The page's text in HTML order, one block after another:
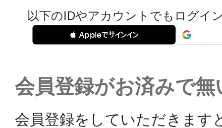
以下のIDやアカウントでもログイ
 Appleでサインイン
会員登録がお済みで
会員登録をしていただきます